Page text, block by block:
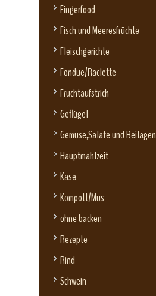
Fingerfood
Fisch und Meeresfrüchte
Fleischgerichte
Fondue/Raclette
Fruchtaufstrich
Geflügel
Gemüse,Salate und Beilagen
Hauptmahlzeit
Käse
Kompott/Mus
ohne backen
Rezepte
Rind
Schwein